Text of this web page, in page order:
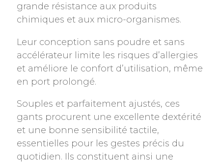
grande résistance aux produits
chimiques et aux micro-organismes.
Leur conception sans poudre et sans
accélérateur limite les risques d’allergies
et améliore le confort d’utilisation, même
en port prolongé.
Souples et parfaitement ajustés, ces
gants procurent une excellente dextérité
et une bonne sensibilité tactile,
essentielles pour les gestes précis du
quotidien. Ils constituent ainsi une